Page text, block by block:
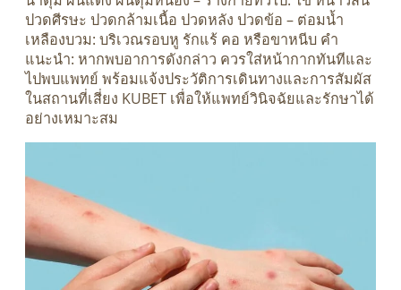
ปวดศีรษะ ปวดกล้ามเนื้อ ปวดหลัง ปวดข้อ – ต่อมน้ำ
เหลืองบวม: บริเวณรอบหู รักแร้ คอ หรือขาหนีบ คำ
แนะนำ: หากพบอาการดังกล่าว ควรใส่หน้ากากทันทีและ
ไปพบแพทย์ พร้อมแจ้งประวัติการเดินทางและการสัมผัส
ในสถานที่เสี่ยง KUBET เพื่อให้แพทย์วินิจฉัยและรักษาได้
อย่างเหมาะสม